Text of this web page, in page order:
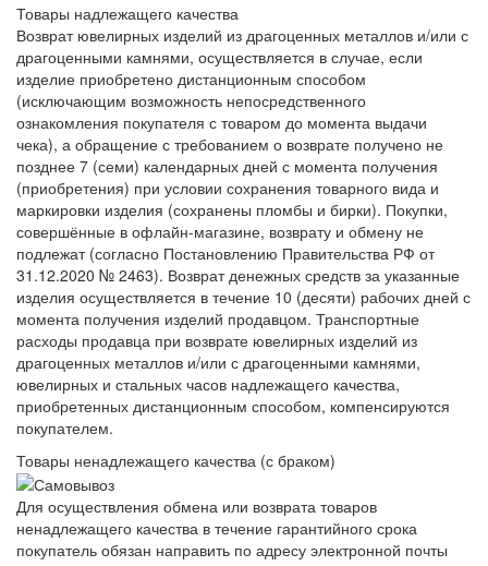
Товары надлежащего качества
Возврат ювелирных изделий из драгоценных металлов и/или с
драгоценными камнями, осуществляется в случае, если
изделие приобретено дистанционным способом
(исключающим возможность непосредственного
ознакомления покупателя с товаром до момента выдачи
чека), а обращение с требованием о возврате получено не
позднее 7 (семи) календарных дней с момента получения
(приобретения) при условии сохранения товарного вида и
маркировки изделия (сохранены пломбы и бирки). Покупки,
совершённые в офлайн-магазине, возврату и обмену не
подлежат (согласно Постановлению Правительства РФ от
31.12.2020 № 2463). Возврат денежных средств за указанные
изделия осуществляется в течение 10 (десяти) рабочих дней с
момента получения изделий продавцом. Транспортные
расходы продавца при возврате ювелирных изделий из
драгоценных металлов и/или с драгоценными камнями,
ювелирных и стальных часов надлежащего качества,
приобретенных дистанционным способом, компенсируются
покупателем.
Товары ненадлежащего качества (с браком)
Для осуществления обмена или возврата товаров
ненадлежащего качества в течение гарантийного срока
покупатель обязан направить по адресу электронной почты